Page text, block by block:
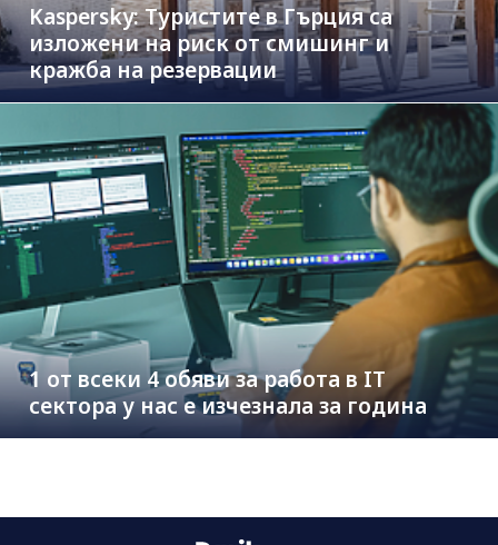
Kaspersky: Туристите в Гърция са
изложени на риск от смишинг и
кражба на резервации
1 от всеки 4 обяви за работа в IT
сектора у нас е изчезнала за година